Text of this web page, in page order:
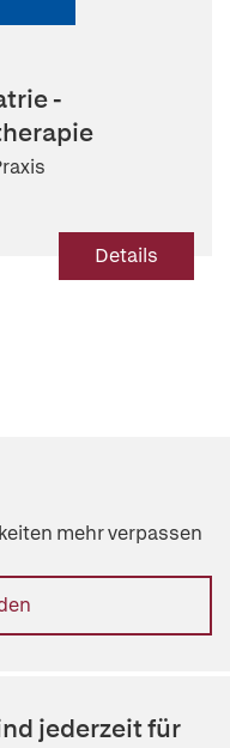
-
Details
mehr verpassen
jederzeit für